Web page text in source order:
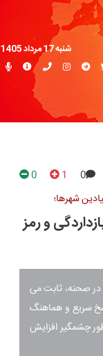
شنبه 17 مرداد 1405
0
1
0
شهرها؛
و رمز
صحنه، ثابت می
سریع و هماهنگ
چشمگیر افزایش